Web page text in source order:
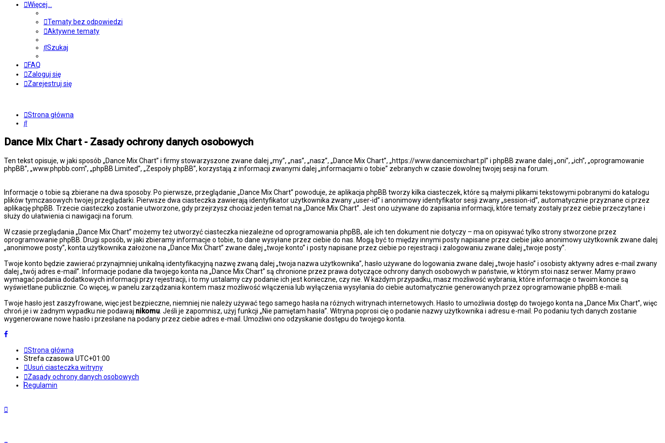
Więcej…
Tematy bez odpowiedzi
Aktywne tematy
Szukaj
FAQ
Zaloguj się
Zarejestruj się
Strona główna
Szukaj
Dance Mix Chart - Zasady ochrony danych osobowych
Ten tekst opisuje, w jaki sposób „Dance Mix Chart” i firmy stowarzyszone zwane dalej „my”, „nas”, „nasz”, „Dance Mix Chart”, „https://www.dancemixchart.pl” i phpBB zwane dalej „oni”, „ich”, „oprogramowanie
phpBB”, „www.phpbb.com”, „phpBB Limited”, „Zespoły phpBB”, korzystają z informacji zwanymi dalej „informacjami o tobie” zebranych w czasie dowolnej twojej sesji na forum.
Informacje o tobie są zbierane na dwa sposoby. Po pierwsze, przeglądanie „Dance Mix Chart” powoduje, że aplikacja phpBB tworzy kilka ciasteczek, które są małymi plikami tekstowymi pobranymi do katalogu
plików tymczasowych twojej przeglądarki. Pierwsze dwa ciasteczka zawierają identyfikator użytkownika zwany „user-id” i anonimowy identyfikator sesji zwany „session-id”, automatycznie przyznane ci przez
aplikację phpBB. Trzecie ciasteczko zostanie utworzone, gdy przejrzysz chociaż jeden temat na „Dance Mix Chart”. Jest ono używane do zapisania informacji, które tematy zostały przez ciebie przeczytane i
służy do ułatwienia ci nawigacji na forum.
W czasie przeglądania „Dance Mix Chart” możemy też utworzyć ciasteczka niezależne od oprogramowania phpBB, ale ich ten dokument nie dotyczy – ma on opisywać tylko strony stworzone przez
oprogramowanie phpBB. Drugi sposób, w jaki zbieramy informacje o tobie, to dane wysyłane przez ciebie do nas. Mogą być to między innymi posty napisane przez ciebie jako anonimowy użytkownik zwane dalej
„anonimowe posty”, konta użytkownika założone na „Dance Mix Chart” zwane dalej „twoje konto” i posty napisane przez ciebie po rejestracji i zalogowaniu zwane dalej „twoje posty”.
Twoje konto będzie zawierać przynajmniej unikalną identyfikacyjną nazwę zwaną dalej „twoja nazwa użytkownika”, hasło używane do logowania zwane dalej „twoje hasło” i osobisty aktywny adres e-mail zwany
dalej „twój adres e-mail”. Informacje podane dla twojego konta na „Dance Mix Chart” są chronione przez prawa dotyczące ochrony danych osobowych w państwie, w którym stoi nasz serwer. Mamy prawo
wymagać podania dodatkowych informacji przy rejestracji, i to my ustalamy czy podanie ich jest konieczne, czy nie. W każdym przypadku, masz możliwość wybrania, które informacje o twoim koncie są
wyświetlane publicznie. Co więcej, w panelu zarządzania kontem masz możliwość włączenia lub wyłączenia wysyłania do ciebie automatycznie generowanych przez oprogramowanie phpBB e-maili.
Twoje hasło jest zaszyfrowane, więc jest bezpieczne, niemniej nie należy używać tego samego hasła na różnych witrynach internetowych. Hasło to umożliwia dostęp do twojego konta na „Dance Mix Chart”, więc
chroń je i w żadnym wypadku nie podawaj nikomu . Jeśli je zapomnisz, użyj funkcji „Nie pamiętam hasła”. Witryna poprosi cię o podanie nazwy użytkownika i adresu e-mail. Po podaniu tych danych zostanie
wygenerowane nowe hasło i przesłane na podany przez ciebie adres e-mail. Umożliwi ono odzyskanie dostępu do twojego konta.
Strona główna
Strefa czasowa UTC+01:00
Usuń ciasteczka witryny
Zasady ochrony danych osobowych
Regulamin